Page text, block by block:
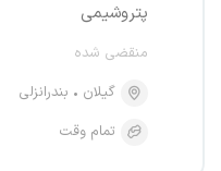
پتروشیمی
منقضی شده
گیلان
بندرانزلی
تمام وقت